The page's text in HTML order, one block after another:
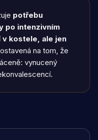
potřebu
po intenzivním
kostele, ale jen
na tom, že
vynucený